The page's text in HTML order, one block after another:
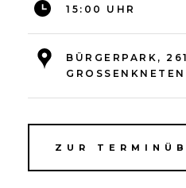
15:00 UHR
BÜRGERPARK,
GROSSENKNETEN
ZUR